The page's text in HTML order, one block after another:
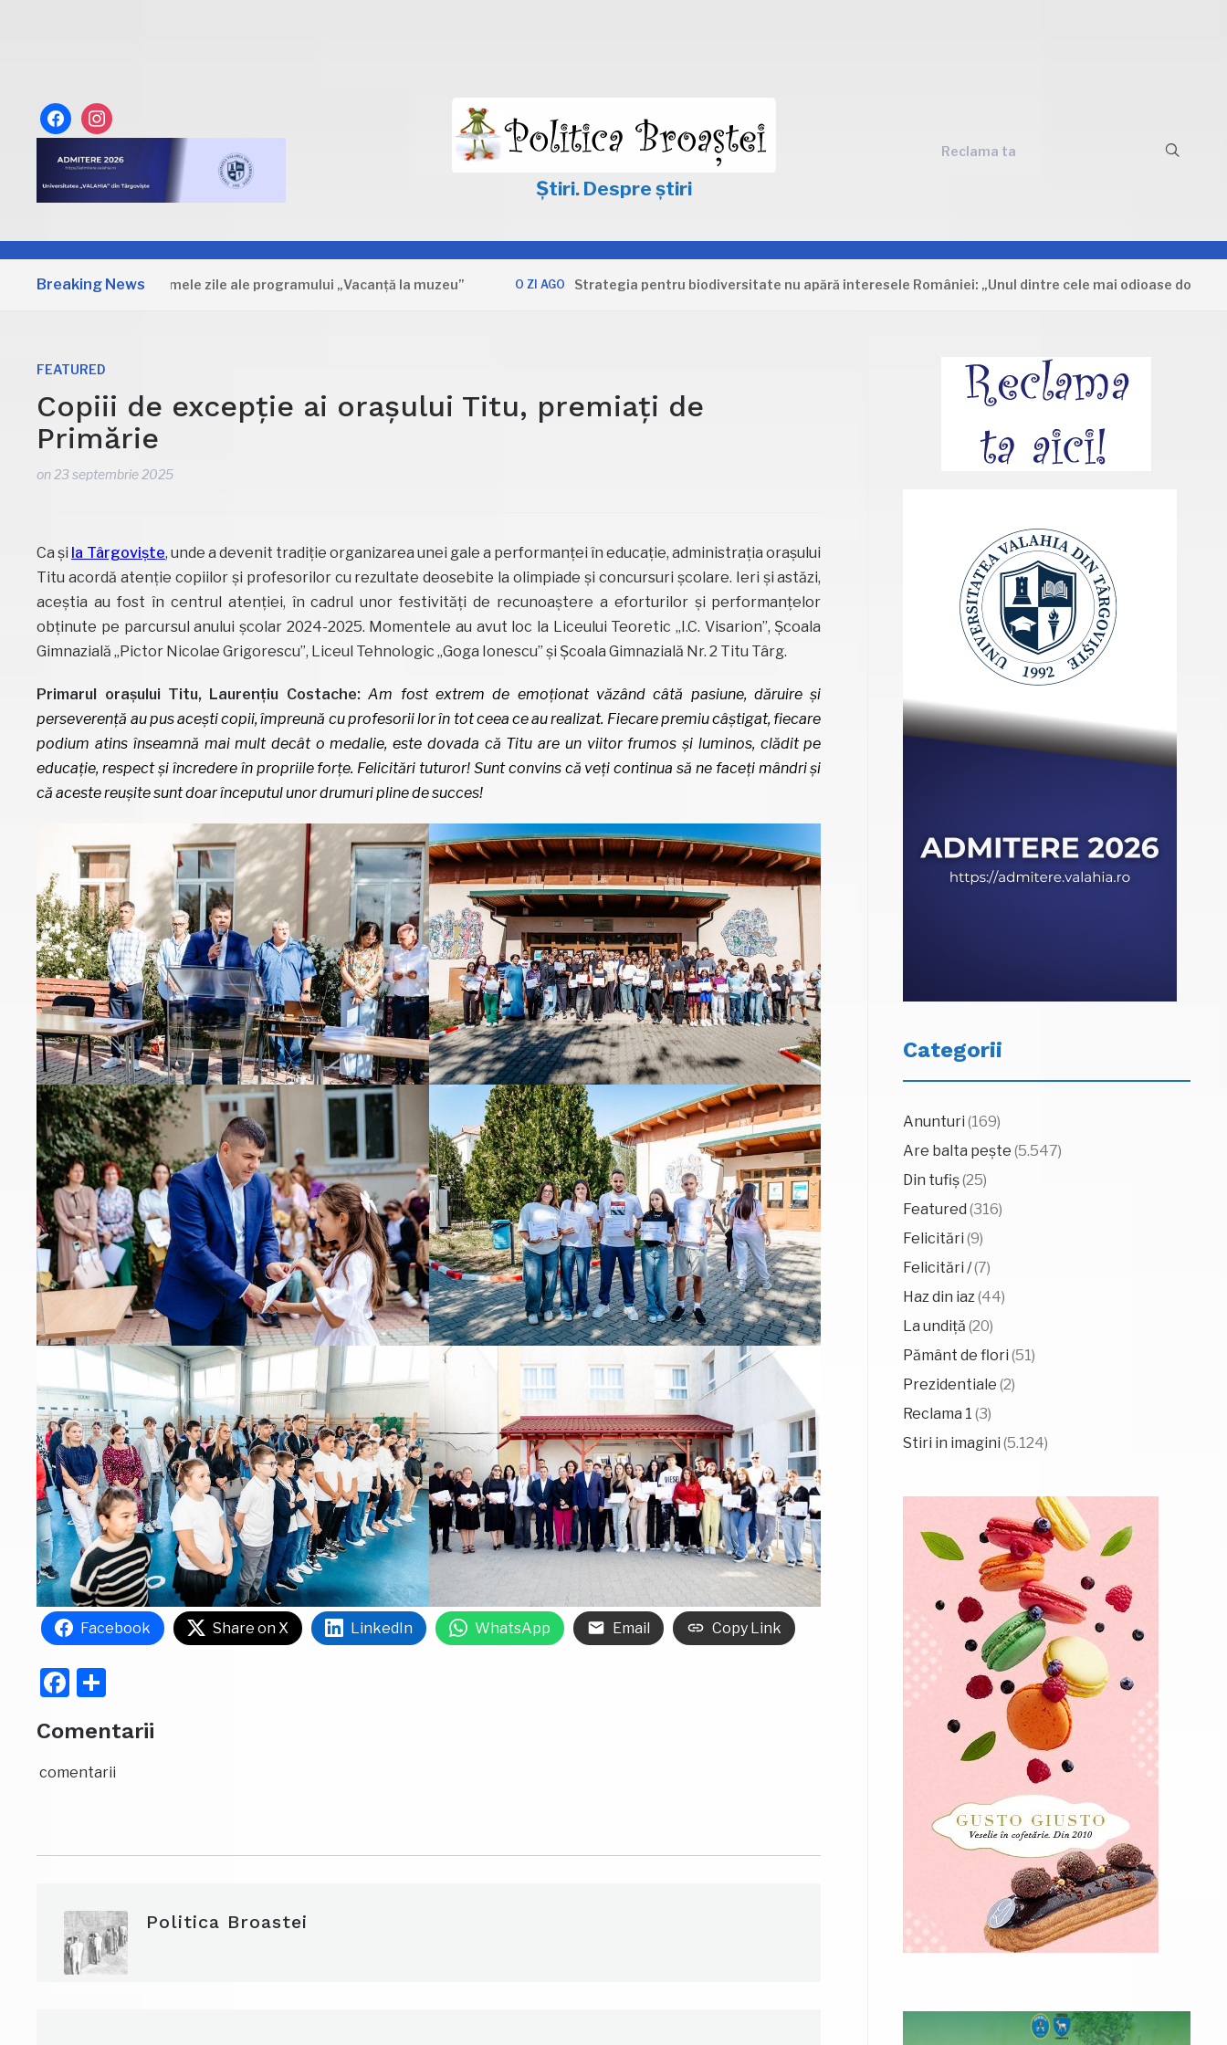
facebookinstagram
Știri. Despre știri
Reclama ta
Breaking News
Dâmbovița: Primele zile ale programului „Vacanță la muzeu” O ZI AGO Strategia pentru biodiversitate nu apără interesele României: „Unul dintre cele mai odioase documente
FEATURED
Copiii de excepție ai orașului Titu, premiați de
Primărie
on 23 septembrie 2025
Ca și la Târgoviște, unde a devenit tradiție organizarea unei gale a performanței în educație, administrația orașului
Titu acordă atenție copiilor și profesorilor cu rezultate deosebite la olimpiade și concursuri școlare. Ieri și astăzi,
aceștia au fost în centrul atenției, în cadrul unor festivități de recunoaștere a eforturilor și performanțelor
obținute pe parcursul anului școlar 2024-2025. Momentele au avut loc la Liceului Teoretic „I.C. Visarion”, Școala
Gimnazială „Pictor Nicolae Grigorescu”, Liceul Tehnologic „Goga Ionescu” și Școala Gimnazială Nr. 2 Titu Târg.
Primarul orașului Titu, Laurențiu Costache: Am fost extrem de emoționat văzând câtă pasiune, dăruire și
perseverență au pus acești copii, împreună cu profesorii lor în tot ceea ce au realizat. Fiecare premiu câștigat, fiecare
podium atins înseamnă mai mult decât o medalie, este dovada că Titu are un viitor frumos și luminos, clădit pe
educație, respect și încredere în propriile forțe. Felicitări tuturor! Sunt convins că veți continua să ne faceți mândri și
că aceste reușite sunt doar începutul unor drumuri pline de succes!
Facebook Share on X LinkedIn WhatsApp Email Copy Link
Facebook
Comentarii
comentarii
Politica Broastei
Categorii
Anunturi (169)
Are balta pește (5.547)
Din tufiș(25)
Featured (316)
Felicitări (9)
Felicitări /(7)
Haz din iaz(44)
La undiță (20)
Pământ de flori (51)
Prezidentiale (2)
Reclama 1 (3)
Stiri in imagini (5.124)